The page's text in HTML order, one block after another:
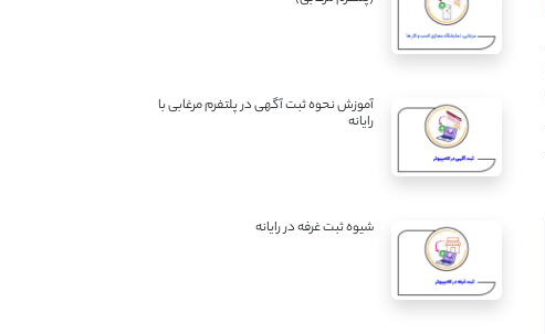
آموزش نحوه ثبت آگهی در پلتفرم مرغابی با
رایانه
شیوه ثبت غرفه در رایانه